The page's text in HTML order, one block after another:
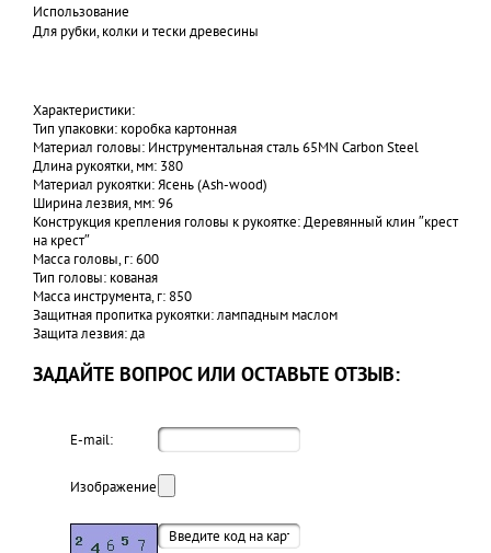
Использование
Для рубки, колки и тески древесины
Характеристики:
Тип упаковки: коробка картонная
Материал головы: Инструментальная сталь 65MN Carbon Steel
Длина рукоятки, мм: 380
Материал рукоятки: Ясень (Ash-wood)
Ширина лезвия, мм: 96
Конструкция крепления головы к рукоятке: Деревянный клин ″крест
на крест″
Масса головы, г: 600
Тип головы: кованая
Масса инструмента, г: 850
Защитная пропитка рукоятки: лампадным маслом
Защита лезвия: да
ЗАДАЙТЕ ВОПРОС ИЛИ ОСТАВЬТЕ ОТЗЫВ:
E-mail:
Изображение: